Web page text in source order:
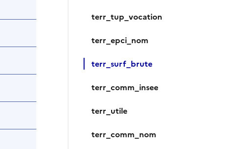
terr_tup_vocation
terr_epci_nom
terr_surf_brute
terr_comm_insee
terr_utile
terr_comm_nom